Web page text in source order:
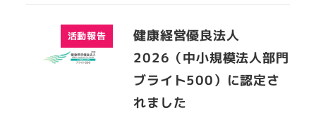
活動報告
健康経営優良法人
2026（中小規模法人部門
ブライト500）に認定さ
れました